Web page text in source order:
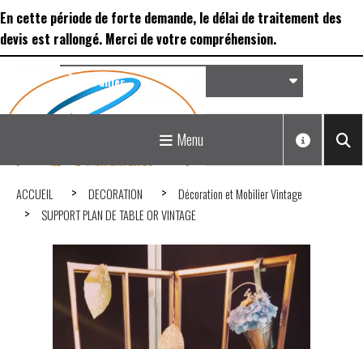
En cette période de forte demande, le délai de traitement des
devis est rallongé. Merci de votre compréhension.
Matériel de réception &
Déco...
Panier
Menu
ACCUEIL DECORATION
Décoration et Mobilier Vintage
SUPPORT PLAN DE TABLE OR VINTAGE